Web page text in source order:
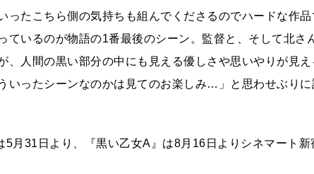
ったこちら側の気持ちも組んでくださるのでハードな作品
ているのが物語の1番最後のシーン。監督と、そして北さ
、人間の黒い部分の中にも見える優しさや思いやりが見え
いったシーンなのかは見てのお楽しみ…」と思わせぶりに
月31日より、『黒い乙女A』は8月16日よりシネマート新